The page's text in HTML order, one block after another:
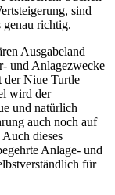
sind
richtig.
Ausgabeland
und Anlagezwecke
der Niue Turtle –
wird der
und natürlich
auch noch auf
dieses
Anlage- und
für